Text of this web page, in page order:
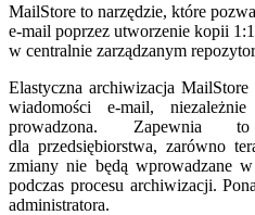
MailStore to narzędzie, które
e-mail poprzez utworzenie kopii
w centralnie zarządzanym
Elastyczna archiwizacja
wiadomości e-mail,
prowadzona. Zapewnia
dla przedsiębiorstwa, zarówno
zmiany nie będą wprowadzane
podczas procesu archiwizacji.
administratora.